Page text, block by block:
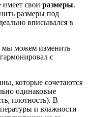
имеет свои размеры.
размеры под
вписывался в
мы можем изменить
с
которые сочетаются
одинаковые
плотность). В
и влажности